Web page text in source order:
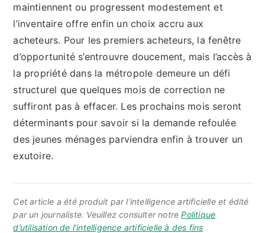
maintiennent ou progressent modestement et
l’inventaire offre enfin un choix accru aux
acheteurs. Pour les premiers acheteurs, la fenêtre
d’opportunité s’entrouvre doucement, mais l’accès à
la propriété dans la métropole demeure un défi
structurel que quelques mois de correction ne
suffiront pas à effacer. Les prochains mois seront
déterminants pour savoir si la demande refoulée
des jeunes ménages parviendra enfin à trouver un
exutoire.
Cet article a été produit par l’intelligence artificielle et édité
par un journaliste. Veuillez consulter notrePolitique
d’utilisation de l’intelligence artificielle à des fins